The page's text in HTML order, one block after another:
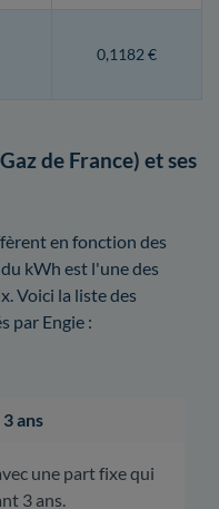
0,1182 €
de France) et ses
en fonction des
kWh est l'une des
Voici la liste des
par Engie :
ans
une part fixe qui
3 ans.